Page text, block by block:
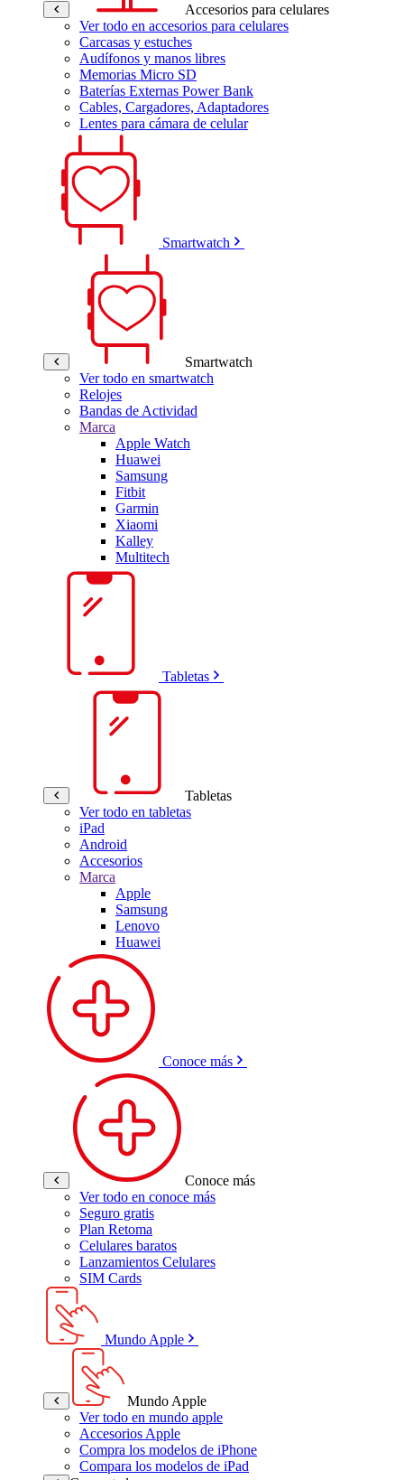
Accesorios para celulares
Ver todo en accesorios para celulares
Carcasas y estuches
Audífonos y manos libres
Memorias Micro SD
Baterías Externas Power Bank
Cables, Cargadores, Adaptadores
Lentes para cámara de celular
Smartwatch
Smartwatch
Ver todo en smartwatch
Relojes
Bandas de Actividad
Marca
Apple Watch
Huawei
Samsung
Fitbit
Garmin
Xiaomi
Kalley
Multitech
Tabletas
Tabletas
Ver todo en tabletas
iPad
Android
Accesorios
Marca
Apple
Samsung
Lenovo
Huawei
Conoce más
Conoce más
Ver todo en conoce más
Seguro gratis
Plan Retoma
Celulares baratos
Lanzamientos Celulares
SIM Cards
Mundo Apple
Mundo Apple
Ver todo en mundo apple
Accesorios Apple
Compra los modelos de iPhone
Compara los modelos de iPad